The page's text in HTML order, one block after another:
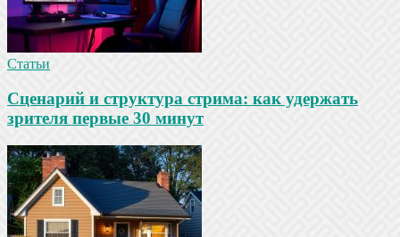
Статьи
Сценарий и структура стрима: как удержать
зрителя первые 30 минут